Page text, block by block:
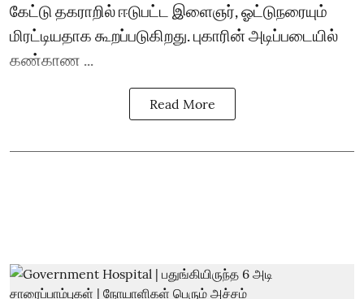
கேட்டு தகராறில் ஈடுபட்ட இளைஞர், ஓட்டுநரையும்
மிரட்டியதாக கூறப்படுகிறது. புகாரின் அடிப்படையில்
கண்காண ...
Read More